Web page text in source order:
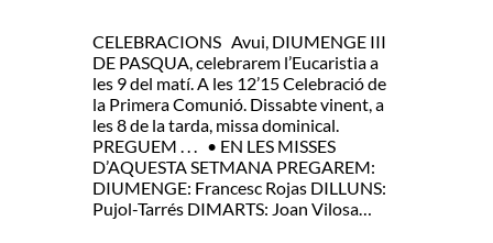
CELEBRACIONS Avui, DIUMENGE III
DE PASQUA, celebrarem l’Eucaristia a
les 9 del matí. A les 12’15 Celebració de
la Primera Comunió. Dissabte vinent, a
les 8 de la tarda, missa dominical.
PREGUEM . . . • EN LES MISSES
D’AQUESTA SETMANA PREGAREM:
DIUMENGE: Francesc Rojas DILLUNS:
Pujol-Tarrés DIMARTS: Joan Vilosa…